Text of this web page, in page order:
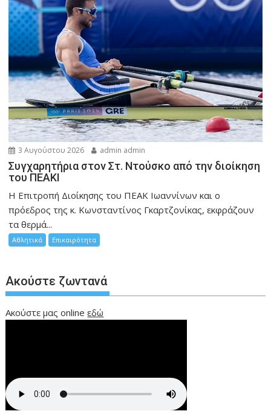
3 Αυγούστου 2026 admin admin
Συγχαρητήρια στον Στ. Ντούσκο από την διοίκηση
του ΠΕΑΚΙ
Η Επιτροπή Διοίκησης του ΠΕΑΚ Ιωαννίνων και ο
πρόεδρος της κ. Κωνσταντίνος Γκαρτζονίκας, εκφράζουν
τα θερμά...
Αθλητικά Επικαιρότητα
Ακούστε ζωντανά
Ακούστε μας onlineεδώ